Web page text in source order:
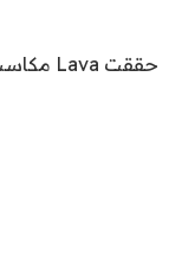
حققت Lava مكاسب كبيرة في عام 2022